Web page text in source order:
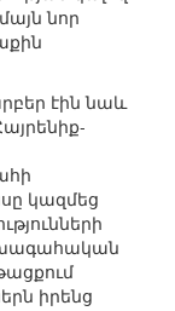
նոր
էին նաև
կազմեց
իրենց